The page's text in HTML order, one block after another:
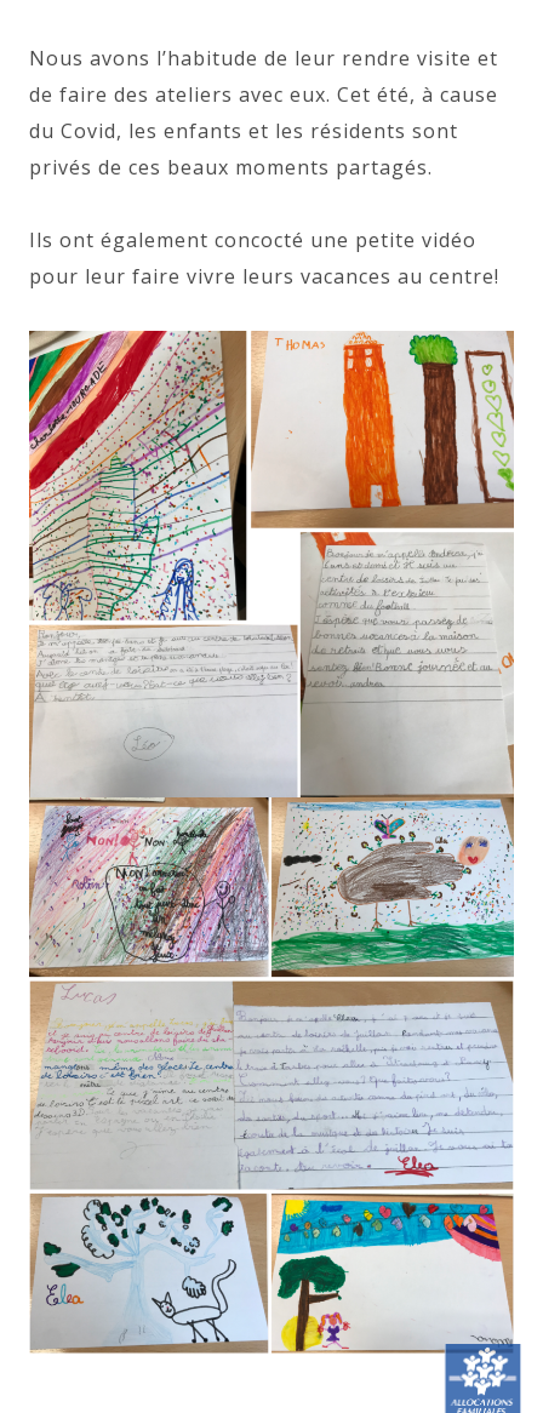
Nous avons l’habitude de leur rendre visite et
de faire des ateliers avec eux. Cet été, à cause
du Covid, les enfants et les résidents sont
privés de ces beaux moments partagés.
Ils ont également concocté une petite vidéo
pour leur faire vivre leurs vacances au centre!